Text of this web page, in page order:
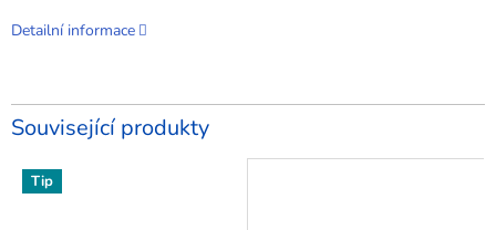
Detailní informace
Související produkty
Tip